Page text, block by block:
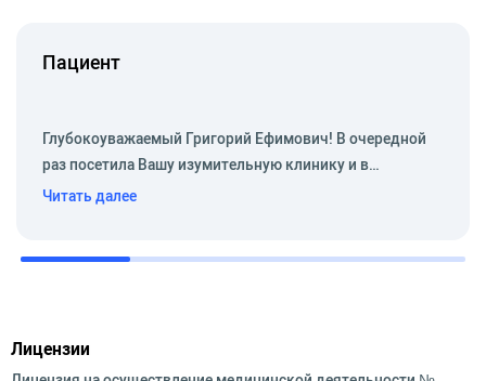
проведение диагностических ПЭТ/КТ-
расшифровка данных рентгенологических
исследований различных органов и систем.
В 1993 г. присвоена первичная специализация
В 2014 г. прошла курс повышения
Пациент
Глубокоуважаемый Григорий Ефимович! В очередной
раз посетила Вашу изумительную клинику и в…
Читать далее
Лицензии